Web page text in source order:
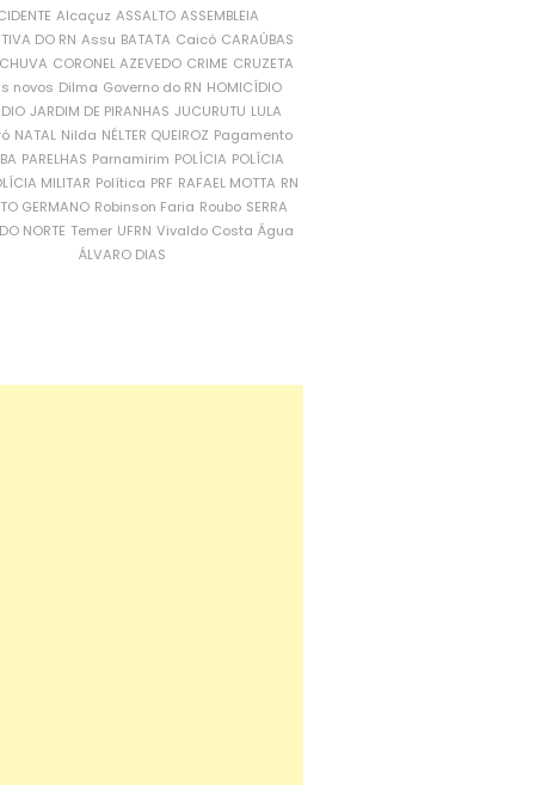
Alcaçuz ASSALTO ASSEMBLEIA
DO RN Assu BATATA Caicó CARAÚBAS
CORONEL AZEVEDO CRIME CRUZETA
novos Dilma Governo do RN HOMICÍDIO
JARDIM DE PIRANHAS JUCURUTU LULA
NATAL Nilda NÉLTER QUEIROZ Pagamento
PARELHAS Parnamirim POLÍCIA POLÍCIA
MILITAR Política PRF RAFAEL MOTTA RN
GERMANO Robinson Faria Roubo SERRA
NORTE Temer UFRN Vivaldo Costa Água
ÁLVARO DIAS